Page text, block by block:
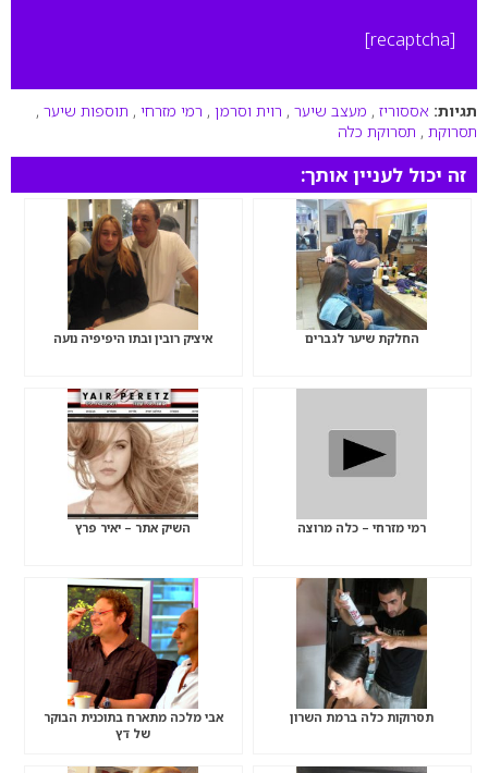
[recaptcha]
תגיות: אססוריז , מעצב שיער , רוית וסרמן , רמי מזרחי , תוספות שיער ,
תסרוקת , תסרוקת כלה
זה יכול לעניין אותך:
החלקת שיער לגברים איציק רובין ובתו היפיפיה נועה
רמי מזרחי – כלה מרוצה השיק אתר – יאיר פרץ
תסרוקות כלה ברמת השרון
אבי מלכה מתארח בתוכנית הבוקר
של דץ